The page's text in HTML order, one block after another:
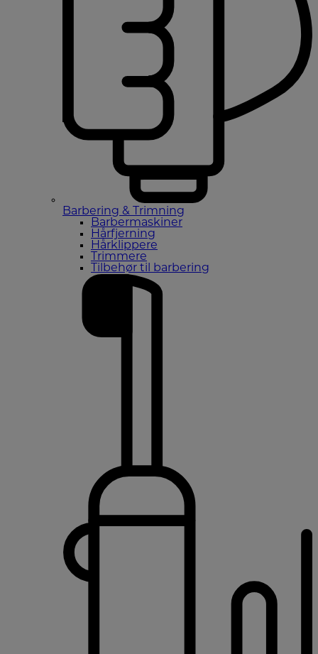
Barbering & Trimning
Barbermaskiner
Hårfjerning
Hårklippere
Trimmere
Tilbehør til barbering